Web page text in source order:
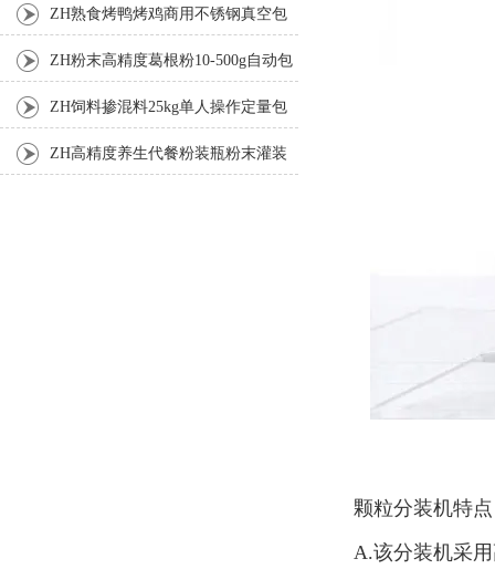
颗粒分装机特
A.该分装机采
ZH熟食烤鸭烤鸡商用不锈钢真空包
装机 ZH粉末高精度葛根粉10-500g自动包
装机 ZH饲料掺混料25kg单人操作定量包
装机 ZH高精度养生代餐粉装瓶粉末灌装